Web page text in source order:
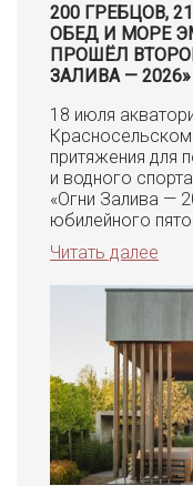
200 ГРЕБЦОВ,
ОБЕД И МОРЕ
ПРОШЁЛ
ЗАЛИВА — 2026»
18 июля
притяжения для
и водного
«Огни Залива —
юбилейного
Читать далее